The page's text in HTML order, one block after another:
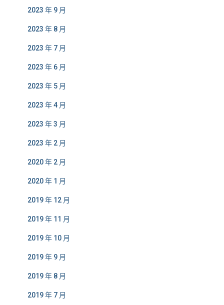
2023 年 9 月
2023 年 8 月
2023 年 7 月
2023 年 6 月
2023 年 5 月
2023 年 4 月
2023 年 3 月
2023 年 2 月
2020 年 2 月
2020 年 1 月
2019 年 12 月
2019 年 11 月
2019 年 10 月
2019 年 9 月
2019 年 8 月
2019 年 7 月